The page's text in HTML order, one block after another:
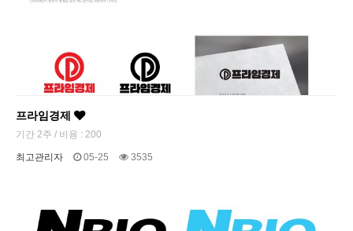
프라임경제
기간 2주 / 비용 : 200
최고관리자 05-25 3535